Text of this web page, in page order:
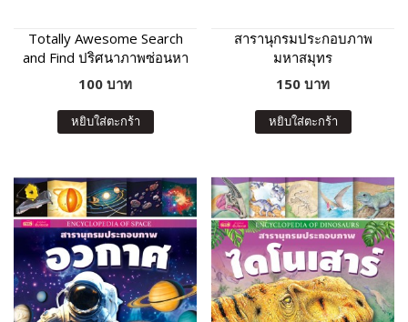
Totally Awesome Search
and Find ปริศนาภาพซ่อนหา
สุดสนุก
100 บาท
หยิบใส่ตะกร้า
สารานุกรมประกอบภาพ
มหาสมุทร
150 บาท
หยิบใส่ตะกร้า